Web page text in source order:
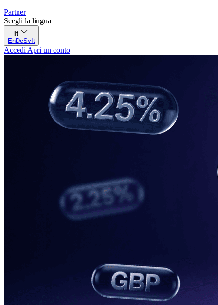
Partner
Scegli la lingua
It
EnDeSv It
Accedi Apri un conto